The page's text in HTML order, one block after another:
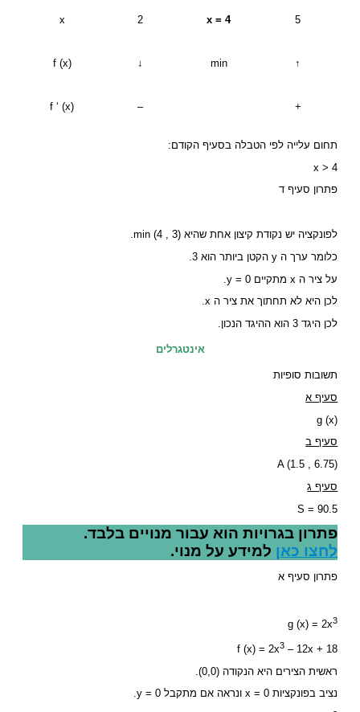
5
x = 4
2
x
↑
min
↓
f (x)
+
–
f ‘ (x)
תחום עלייה לפי הטבלה בסעיף הקודם:
x > 4
פתרון סעיף ד
לפונקציה יש נקודת קיצון אחת שהיא min (4 , 3).
כלומר ערך ה y הקטן ביותר הוא 3.
על ציר ה x מתקיים y = 0.
לכן היא לא תחתוך את ציר ה x.
לכן היגד 3 הוא ההיגד הנכון.
אינטגרלים
תשובות סופיות
סעיף א
g (x)
סעיף ב
(A (1.5 , 6.75
סעיף ג
S = 90.5
פתרון בגרויות הוא עבור מנויים בלבד.
לחצו כאן למידע על מנוי.
פתרון סעיף א
g (x) = 2x3
f (x) = 2x3 – 12x + 18
ראשית הצירים היא הנקודה (0,0).
נציב בפונקציות x = 0 ונראה אם מתקבל y = 0.